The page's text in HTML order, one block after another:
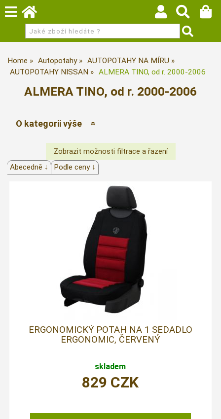
Home Autopotahy
AUTOPOTAHY NA MÍRU
AUTOPOTAHY NISSAN
ALMERA TINO, od r. 2000-2006
ALMERA TINO, od r. 2000-2006
O kategorii výše
Abecedně ↓ Podle ceny ↓
ERGONOMICKÝ POTAH NA 1 SEDADLO
ERGONOMIC, ČERVENÝ
skladem
829 CZK